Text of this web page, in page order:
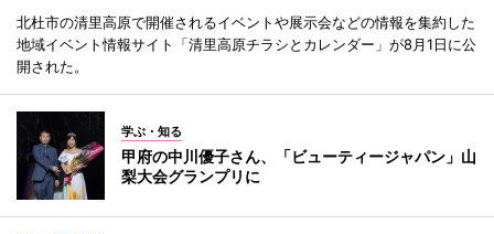
北杜市の清里高原で開催されるイベントや展示会などの情報を集約した
地域イベント情報サイト「清里高原チラシとカレンダー」が8月1日に公
開された。
学ぶ・知る
甲府の中川優子さん、「ビューティージャパン」山
梨大会グランプリに